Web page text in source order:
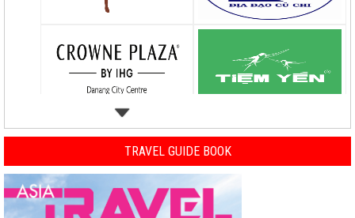
TRAVEL GUIDE BOOK
Previous